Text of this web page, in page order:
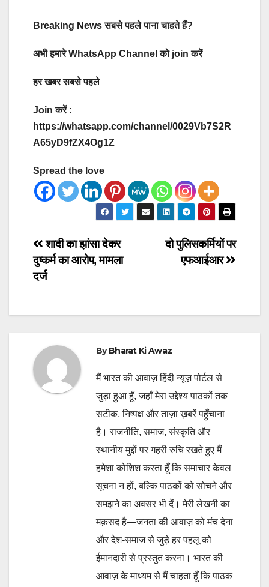
Breaking News सबसे पहले पाना चाहते हैं?
अभी हमारे WhatsApp Channel को join करें
हर खबर सबसे पहले
Join करें :
https://whatsapp.com/channel/0029Vb7S2R
A65yD9fZX4Og1Z
Spread the love
Post
navigation
दो पुलिसकर्मियों पर
एफआईआर
शादी का झांसा देकर
दुष्कर्म का आरोप, मामला
दर्ज
ByBharat Ki Awaz
मैं भारत की आवाज़ हिंदी न्यूज़ पोर्टल से
जुड़ा हुआ हूँ, जहाँ मेरा उद्देश्य पाठकों तक
सटीक, निष्पक्ष और ताज़ा ख़बरें पहुँचाना
है। राजनीति, समाज, संस्कृति और
स्थानीय मुद्दों पर गहरी रुचि रखते हुए मैं
हमेशा कोशिश करता हूँ कि समाचार केवल
सूचना न हों, बल्कि पाठकों को सोचने और
समझने का अवसर भी दें। मेरी लेखनी का
मक़सद है—जनता की आवाज़ को मंच देना
और देश-समाज से जुड़े हर पहलू को
ईमानदारी से प्रस्तुत करना। भारत की
आवाज़ के माध्यम से मैं चाहता हूँ कि पाठक